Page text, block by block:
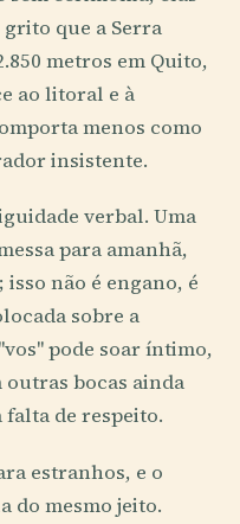
grito que a Serra
metros em Quito,
ao litoral e à
menos como
insistente.
verbal. Uma
para amanhã,
não é engano, é
sobre a
pode soar íntimo,
bocas ainda
falta de respeito.
estranhos, e o
do mesmo jeito.